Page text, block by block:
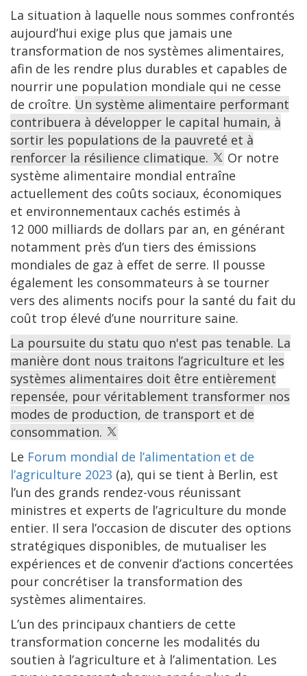
La situation à laquelle nous sommes confrontés
aujourd’hui exige plus que jamais une
transformation de nos systèmes alimentaires,
afin de les rendre plus durables et capables de
nourrir une population mondiale qui ne cesse
de croître. Un système alimentaire performant
contribuera à développer le capital humain, à
sortir les populations de la pauvreté et à
renforcer la résilience climatique.
Or notre
système alimentaire mondial entraîne
actuellement des coûts sociaux, économiques
et environnementaux cachés estimés à
12 000 milliards de dollars par an, en générant
notamment près d’un tiers des émissions
mondiales de gaz à effet de serre. Il pousse
également les consommateurs à se tourner
vers des aliments nocifs pour la santé du fait du
coût trop élevé d’une nourriture saine.
La poursuite du statu quo n'est pas tenable. La
manière dont nous traitons l’agriculture et les
systèmes alimentaires doit être entièrement
repensée, pour véritablement transformer nos
modes de production, de transport et de
consommation.
Le Forum mondial de l’alimentation et de
l’agriculture 2023 (a), qui se tient à Berlin, est
l’un des grands rendez-vous réunissant
ministres et experts de l’agriculture du monde
entier. Il sera l’occasion de discuter des options
stratégiques disponibles, de mutualiser les
expériences et de convenir d’actions concertées
pour concrétiser la transformation des
systèmes alimentaires.
L’un des principaux chantiers de cette
transformation concerne les modalités du
soutien à l’agriculture et à l’alimentation. Les